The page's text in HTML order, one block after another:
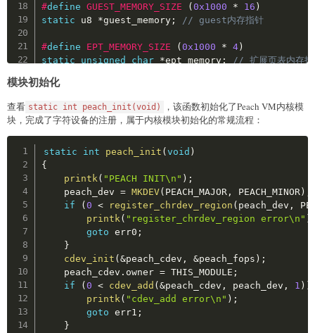
#define GUEST_MEMORY_SIZE (0x1000 * 16 )
static u8 *guest_memory ; // guest内存指针
#define EPT_MEMORY_SIZE (0x1000 * 4 )
static
unsigned char *ept_memory ; // 扩展页表内存指
// 客户机的寄存器结构体
    u64 rax
;
    u64 rcx
;
    u64 rbx
;
    u64 rbp
    u64 rsp
;
    u64 rsi
;
    u64 rdi
    u64 r8
;
    u64 r9
;
    u64 r10
    u64 r11
;
    u64 r12
;
    u64 r13
    u64 r14
;
    u64 r15
;
模块初始化
查看 static int peach_init(void)
，该函数初始化了Peach VM内核模
块，完成了字符设备的注册，属于内核模块初始化的常规流程：
static int peach_init (void )
{
printk( "PEACH INIT\n" ) ;
    peach_dev
= MKDEV( PEACH_MAJOR , PEACH_MINOR )
if
(0 < register_chrdev_region ( peach_dev ,
printk( "register_chrdev_region error\n"
goto err0 ;
}
cdev_init (&peach_cdev , &peach_fops ) ;
    peach_cdev
. owner = THIS_MODULE ;
if
(0 < cdev_add (&peach_cdev , peach_dev , 1 )
printk( "cdev_add error\n" ) ;
goto err1 ;
}